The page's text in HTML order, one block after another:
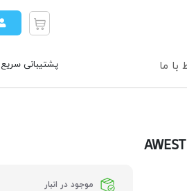
پشتیبانی سریع با ما
موجود در انبار